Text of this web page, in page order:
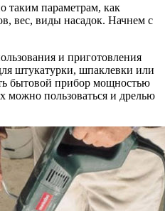
таким параметрам, как
вес, виды насадок. Начнем с
и приготовления
штукатурки, шпаклевки или
бытовой прибор мощностью
можно пользоваться и дрелью